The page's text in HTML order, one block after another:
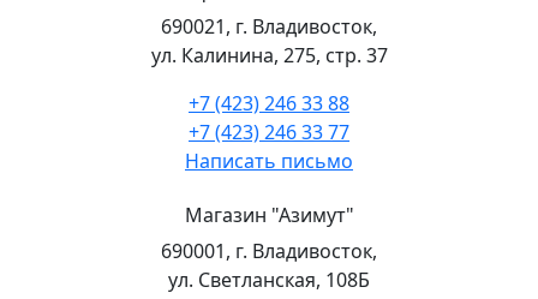
690021, г. Владивосток,
ул. Калинина, 275, стр. 37
+7 (423) 246 33 88
+7 (423) 246 33 77
Написать письмо
Магазин "Азимут"
690001, г. Владивосток,
ул. Светланская, 108Б